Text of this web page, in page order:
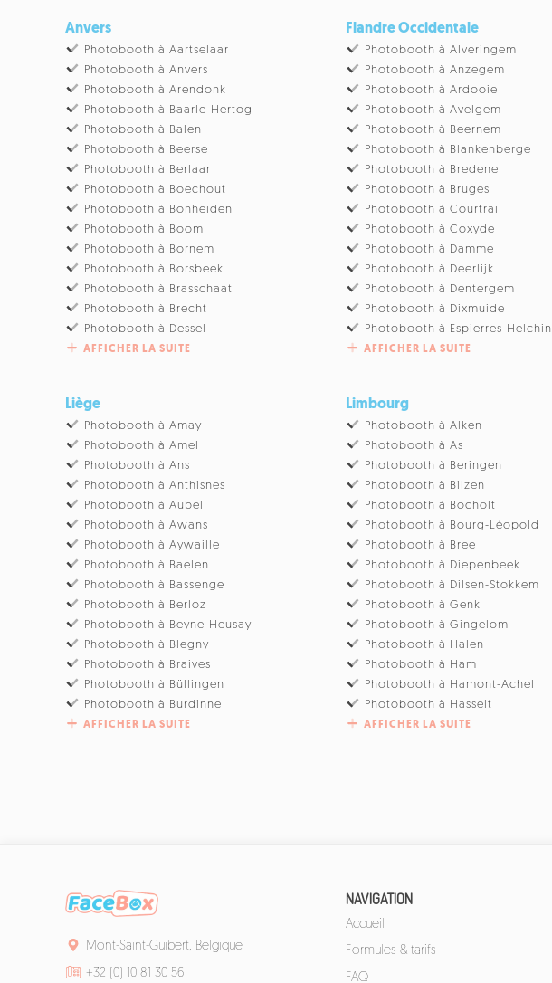
Anvers
Photobooth à Aartselaar
Photobooth à Anvers
Photobooth à Arendonk
Photobooth à Baarle-Hertog
Photobooth à Balen
Photobooth à Beerse
Photobooth à Berlaar
Photobooth à Boechout
Photobooth à Bonheiden
Photobooth à Boom
Photobooth à Bornem
Photobooth à Borsbeek
Photobooth à Brasschaat
Photobooth à Brecht
Photobooth à Dessel
AFFICHER LA SUITE
Flandre Occidentale
Photobooth à Alveringem
Photobooth à Anzegem
Photobooth à Ardooie
Photobooth à Avelgem
Photobooth à Beernem
Photobooth à Blankenberge
Photobooth à Bredene
Photobooth à Bruges
Photobooth à Courtrai
Photobooth à Coxyde
Photobooth à Damme
Photobooth à Deerlijk
Photobooth à Dentergem
Photobooth à Dixmuide
Photobooth à Espierres-Helchin
AFFICHER LA SUITE
Liège
Photobooth à Amay
Photobooth à Amel
Photobooth à Ans
Photobooth à Anthisnes
Photobooth à Aubel
Photobooth à Awans
Photobooth à Aywaille
Photobooth à Baelen
Photobooth à Bassenge
Photobooth à Berloz
Photobooth à Beyne-Heusay
Photobooth à Blegny
Photobooth à Braives
Photobooth à Büllingen
Photobooth à Burdinne
AFFICHER LA SUITE
Limbourg
Photobooth à Alken
Photobooth à As
Photobooth à Beringen
Photobooth à Bilzen
Photobooth à Bocholt
Photobooth à Bourg-Léopold
Photobooth à Bree
Photobooth à Diepenbeek
Photobooth à Dilsen-Stokkem
Photobooth à Genk
Photobooth à Gingelom
Photobooth à Halen
Photobooth à Ham
Photobooth à Hamont-Achel
Photobooth à Hasselt
AFFICHER LA SUITE
Mont-Saint-Guibert, Belgique
+32 (0) 10 81 30 56
NAVIGATION
Accueil
Formules & tarifs
FAQ